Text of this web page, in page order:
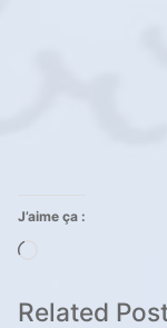
J’aime ça :
Related